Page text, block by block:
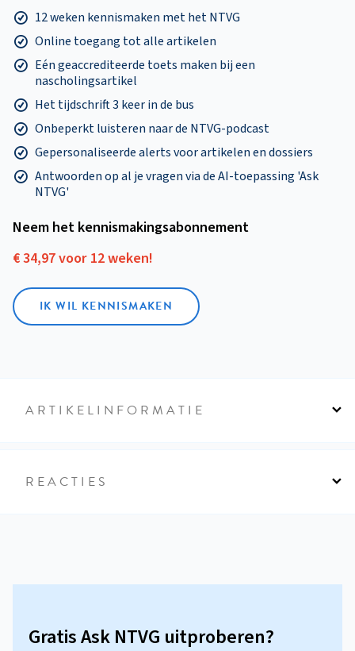
12 weken kennismaken met het NTVG
Online toegang tot alle artikelen
Eén geaccrediteerde toets maken bij een
nascholingsartikel
Het tijdschrift 3 keer in de bus
Onbeperkt luisteren naar de NTVG-podcast
Gepersonaliseerde alerts voor artikelen en dossiers
Antwoorden op al je vragen via de AI-toepassing 'Ask
NTVG'
Neem het kennismakings­abonnement
€ 34,97 voor 12 weken!
IK WIL KENNISMAKEN
ARTIKELINFORMATIE
REACTIES
Gratis Ask NTVG uitproberen?